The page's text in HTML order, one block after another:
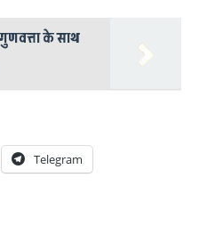
के साथ
Telegram